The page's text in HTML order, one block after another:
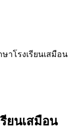
าโรงเรียนเสมือน
ยนเสมือน